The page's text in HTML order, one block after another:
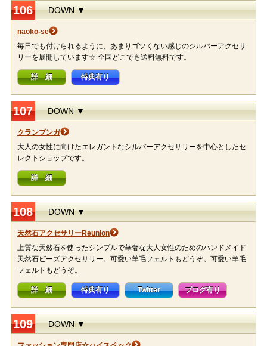
106 DOWN ▼
naoko-se
毎日でも付けられるように、あまりゴツくない感じのシルバーアクセサ
リーを展開しています☆ 全国どこでも送料無料です。
詳 細 特典有り
107 DOWN ▼
クランブンガ
大人の女性に向けたエレガントなシルバーアクセサリーを中心としたセ
レクトショップです。
詳 細
108 DOWN ▼
天然石アクセサリーReunion
上質な天然石を使ったシンプルで華奢な大人女性のためのハンドメイド
天然石ビーズアクセサリー。可愛い羊毛フェルトもどうぞ。可愛い羊毛
フェルトもどうぞ。
詳 細 特典有り Twitter ブログ有り
109 DOWN ▼